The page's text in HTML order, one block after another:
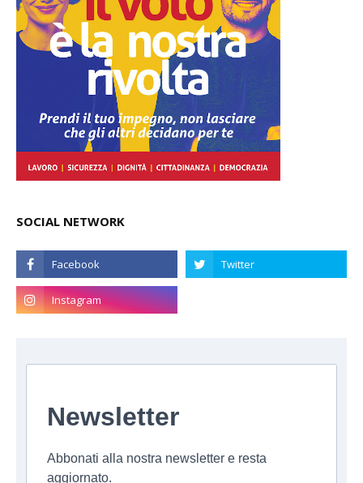
SOCIAL NETWORK
Newsletter
Abbonati alla nostra newsletter e resta
aggiornato.